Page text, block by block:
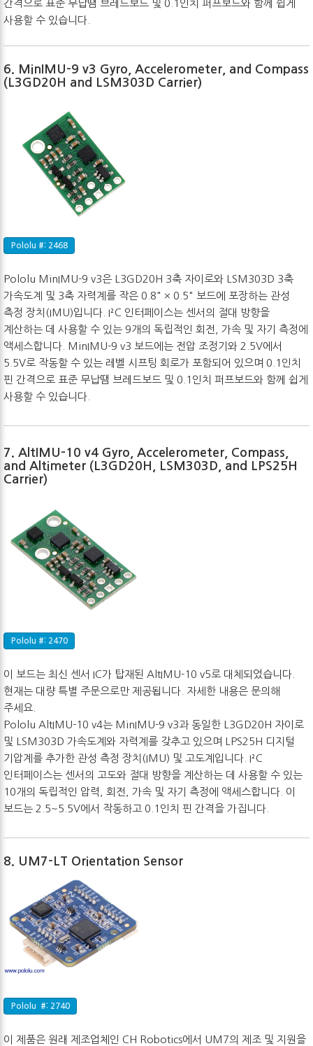
간격으로 표준 무납땜 브레드보드 및 0.1인치 퍼프보드와 함께 쉽게
사용할 수 있습니다.
6. MinIMU-9 v3 Gyro, Accelerometer, and Compass
(L3GD20H and LSM303D Carrier)
Pololu #: 2468
Pololu MinIMU-9 v3은 L3GD20H 3축 자이로와 LSM303D 3축
가속도계 및 3축 자력계를 작은 0.8" × 0.5" 보드에 포장하는 관성
측정 장치(IMU)입니다. I²C 인터페이스는 센서의 절대 방향을
계산하는 데 사용할 수 있는 9개의 독립적인 회전, 가속 및 자기 측정에
액세스합니다. MinIMU-9 v3 보드에는 전압 조정기와 2.5V에서
5.5V로 작동할 수 있는 레벨 시프팅 회로가 포함되어 있으며 0.1인치
핀 간격으로 표준 무납땜 브레드보드 및 0.1인치 퍼프보드와 함께 쉽게
사용할 수 있습니다.
7. AltIMU-10 v4 Gyro, Accelerometer, Compass,
and Altimeter (L3GD20H, LSM303D, and LPS25H
Carrier)
Pololu #: 2470
이 보드는 최신 센서 IC가 탑재된 AltIMU-10 v5로 대체되었습니다.
현재는 대량 특별 주문으로만 제공됩니다. 자세한 내용은 문의해
주세요.
Pololu AltIMU-10 v4는 MinIMU-9 v3과 동일한 L3GD20H 자이로
및 LSM303D 가속도계와 자력계를 갖추고 있으며 LPS25H 디지털
기압계를 추가한 관성 측정 장치(IMU) 및 고도계입니다. I²C
인터페이스는 센서의 고도와 절대 방향을 계산하는 데 사용할 수 있는
10개의 독립적인 압력, 회전, 가속 및 자기 측정에 액세스합니다. 이
보드는 2.5~5.5V에서 작동하고 0.1인치 핀 간격을 가집니다.
8. UM7-LT Orientation Sensor
Pololu #: 2740
이 제품은 원래 제조업체인 CH Robotics에서 UM7의 제조 및 지원을